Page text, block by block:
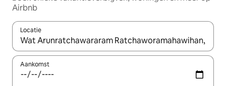
Airbnb
Locatie
Wanneer er suggesties beschikbaar zijn, maak je een keuze
Aankomst